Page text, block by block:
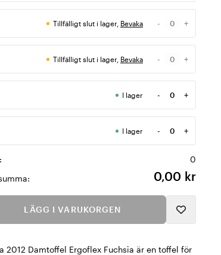
Tillfälligt slut i lager, Bevaka -
Antal
+
Tillfälligt slut i lager, Bevaka -
Antal
+
I lager -
Antal
+
I lager -
Antal
+
0
0,00 kr
LÄGG I VARUKORGEN
2012 Damtoffel Ergoflex Fuchsia är en toffel för